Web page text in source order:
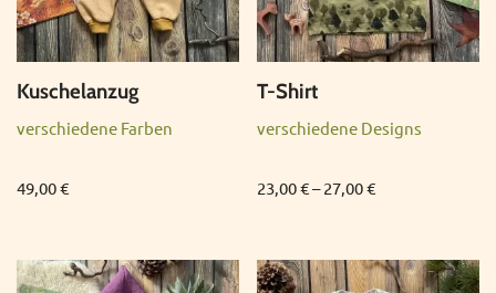
Kuschelanzug
verschiedene Farben
49,00€
T-Shirt
verschiedene Designs
23,00€–27,00€